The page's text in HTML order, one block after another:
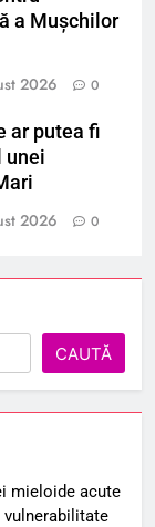
a Mușchilor
2026 0
ar putea fi
unei
2026 0
CAUTĂ
mieloide acute
vulnerabilitate